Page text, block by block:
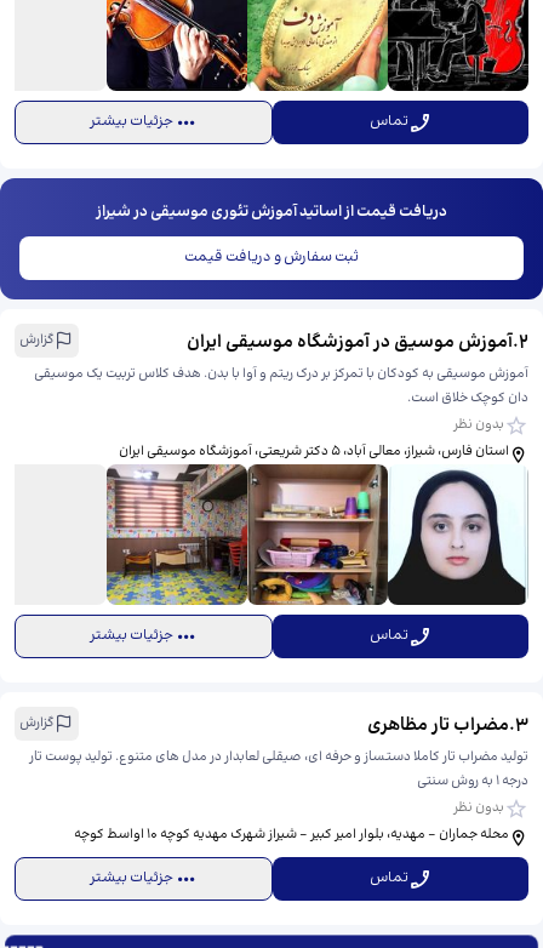
تماس جزئیات بیشتر
دریافت قیمت از اساتید آموزش تئوری موسیقی در شیراز
ثبت سفارش و دریافت قیمت
2
.آموزش موسیق در آموزشگاه موسیقی ایران
گزارش
آموزش موسیقی به کودکان با تمرکز بر درک ریتم و آوا با بدن. هدف کلاس تربیت یک موسیقی
دان کوچک خلاق است.
بدون نظر
استان فارس، شیراز، معالی آباد، ۵ دکتر شریعتی، ​آموزشگاه موسیقی ایران
تماس جزئیات بیشتر
3
.مضراب تار مظاهری
گزارش
تولید مضراب تار کاملا دستساز و حرفه ای، صیقلی لعابدار در مدل های متنوع. تولید پوست تار
درجه ۱ به روش سنتی
بدون نظر
محله جماران - مهدیه، بلوار امیر کبیر - شیراز شهرک مهدیه کوچه ۱۰ اواسط کوچه
تماس جزئیات بیشتر